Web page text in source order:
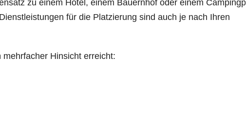
zu einem Hotel, einem Bauernhof oder einem
für die Platzierung sind auch je nach Ihren
Hinsicht erreicht: